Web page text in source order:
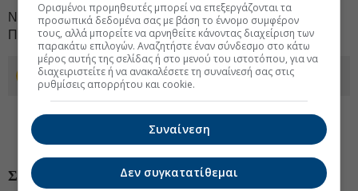
Να δούμε αν θα υπάρξει συνέχεια, δεδομένου ότι την
Παρασκευή άλλαξαν χέρια σχεδόν 50.000 «κομμάτια…
Προσθέστε το euro2day.gr στο Discover
ΣΧΟΛΙΑ ΧΡΗΣΤΩΝ
Ορισμένοι προμηθευτές μπορεί να επεξεργάζονται τα
προσωπικά δεδομένα σας με βάση το έννομο συμφέρον
τους, αλλά μπορείτε να αρνηθείτε κάνοντας διαχείριση των
παρακάτω επιλογών. Αναζητήστε έναν σύνδεσμο στο κάτω
μέρος αυτής της σελίδας ή στο μενού του ιστοτόπου, για να
διαχειριστείτε ή να ανακαλέσετε τη συναίνεσή σας στις
ρυθμίσεις απορρήτου και cookie.
Συναίνεση
Δεν συγκατατίθεμαι